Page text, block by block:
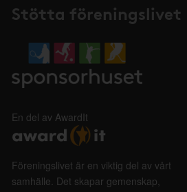
Stötta föreningslivet
En del av AwardIt
Föreningslivet är en viktig del av vårt
samhälle. Det skapar gemenskap,